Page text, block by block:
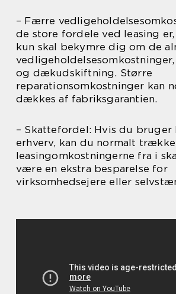
– Færre
de store fordele ved leasing
kun skal bekymre dig om de
og dækudskiftning. Større
reparationsomkostninger kan
dækkes af fabriksgarantien.
– Skattefordel: Hvis du bruger
erhverv, kan du normalt trække
leasingomkostningerne fra i
være en ekstra besparelse for
virksomhedsejere eller